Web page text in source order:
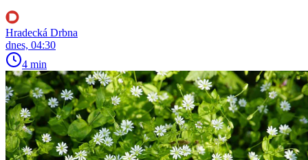
Hradecká Drbna
dnes, 04:30
4 min